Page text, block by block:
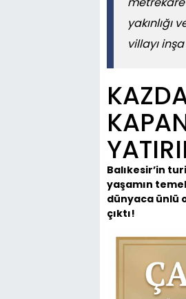
villayı
Balıkesir’in
yaşamın
dünyaca ünlü
çıktı!